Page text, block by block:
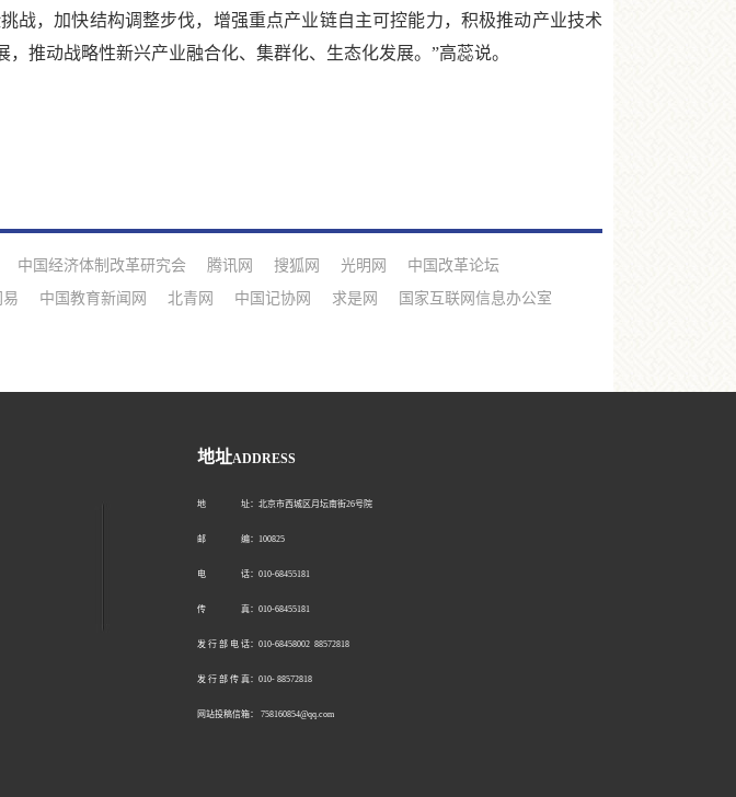
，加快结构调整步伐，增强重点产业链自主可控能力，积极推动产业技术
推动战略性新兴产业融合化、集群化、生态化发展。”高蕊说。
中国经济体制改革研究会 腾讯网 搜狐网 光明网
中国改革论坛
易 中国教育新闻网 北青网 中国记协网 求是网
国家互联网信息办公室
地址ADDRESS
地 址：北京市西城区月坛南街26号院
邮 编：100825
电 话：010-68455181
传 真：010-68455181
发 行 部 电 话：010-68458002 88572818
发 行 部 传 真：010- 88572818
网站投稿信箱： 758160854@qq.com